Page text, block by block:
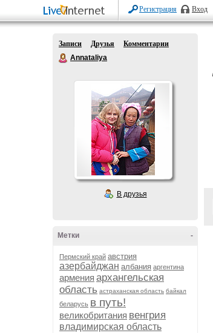
Регистрация Вход
Записи Друзья
Комментарии
Annataliya
В друзья
-
Метки
Пермский край австрия
азербайджан албания аргентина
армения архангельская
область астраханская область байкал
беларусь в путь!
великобритания венгрия
владимирская область